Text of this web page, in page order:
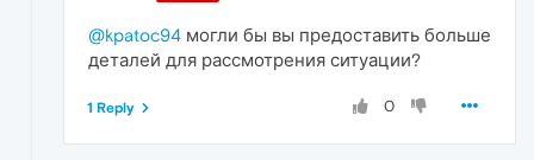
@kpatoc94 могли бы вы предоставить больше
деталей для рассмотрения ситуации?
0
1 Reply